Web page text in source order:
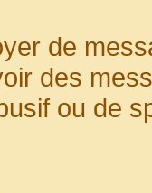
de
des
ou de